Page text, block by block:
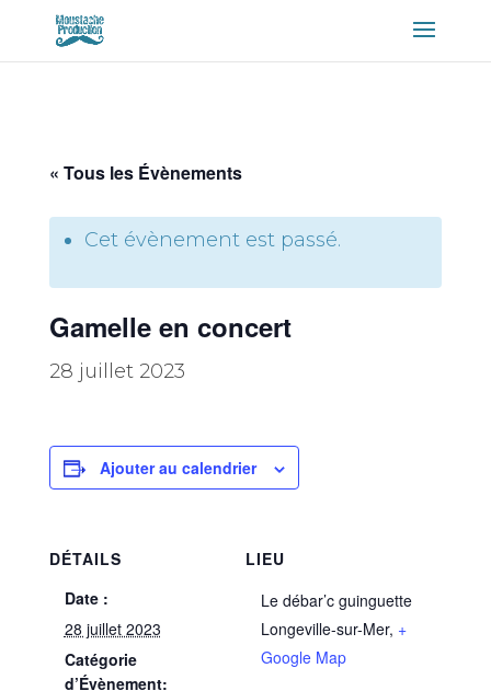
« Tous les Évènements
Cet évènement est passé.
Gamelle en concert
28 juillet 2023
Ajouter au calendrier
DÉTAILS
Date :
28 juillet 2023
Catégorie
d’Évènement:
LIEU
Le débar’c guinguette
Longeville-sur-Mer, +
Google Map